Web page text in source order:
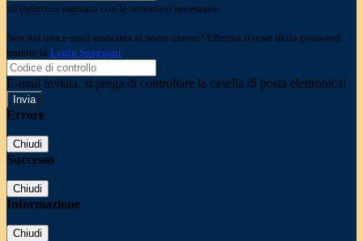
all'indirizzo indicato con le istruzioni necessarie.
Non hai una e-mail associata al nome utente? Effettua il reset della password
tramite la Login Spaggiari
E-mail inviata, si prega di controllare la casella di posta elettronica!
Errore
Chiudi
Successo
Chiudi
Informazione
Chiudi